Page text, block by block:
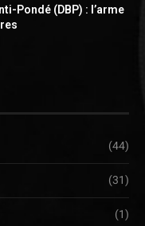
Pondé (DBP) : l’arme
(44)
(31)
(1)